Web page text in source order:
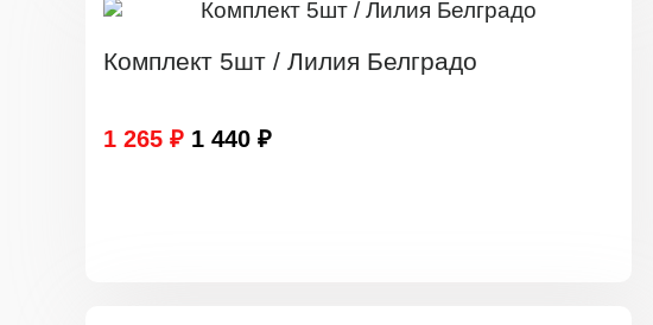
Комплект 5шт / Лилия Белградо
1 265 ₽ 1 440 ₽